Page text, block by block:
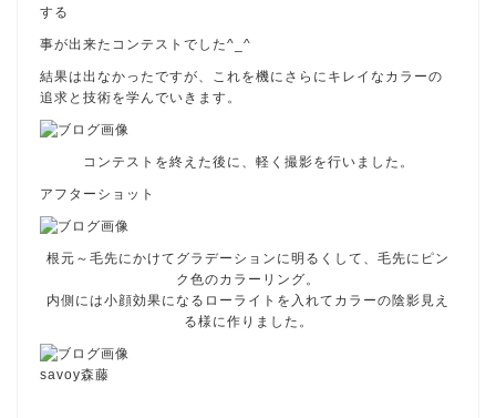
する
事が出来たコンテストでした^_^
結果は出なかったですが、これを機にさらにキレイなカラーの
追求と技術を学んでいきます。
コンテストを終えた後に、軽く撮影を行いました。
アフターショット
根元～毛先にかけてグラデーションに明るくして、毛先にピン
ク色のカラーリング。
内側には小顔効果になるローライトを入れてカラーの陰影見え
る様に作りました。
savoy森藤